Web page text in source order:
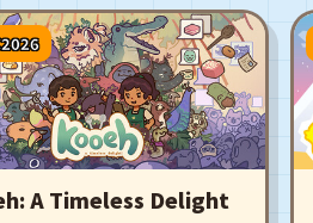
A Timeless Delight